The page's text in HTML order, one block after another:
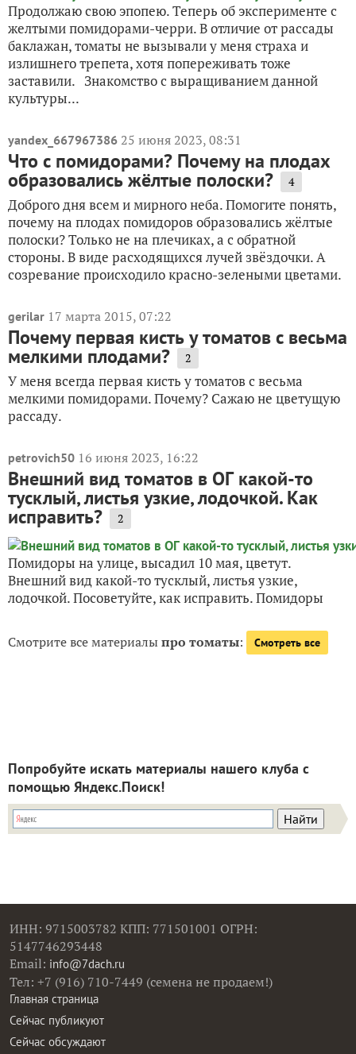
Продолжаю свою эпопею. Теперь об эксперименте с
желтыми помидорами-черри. В отличие от рассады
баклажан, томаты не вызывали у меня страха и
излишнего трепета, хотя попереживать тоже
заставили. Знакомство с выращиванием данной
культуры...
yandex_667967386 25 июня 2023, 08:31
Что с помидорами? Почему на плодах
образовались жёлтые полоски? 4
Доброго дня всем и мирного неба. Помогите понять,
почему на плодах помидоров образовались жёлтые
полоски? Только не на плечиках, а с обратной
стороны. В виде расходящихся лучей звёздочки. А
созревание происходило красно-зелеными цветами.
gerilar 17 марта 2015, 07:22
Почему первая кисть у томатов с весьма
мелкими плодами? 2
У меня всегда первая кисть у томатов с весьма
мелкими помидорами. Почему? Сажаю не цветущую
рассаду.
petrovich50 16 июня 2023, 16:22
Внешний вид томатов в ОГ какой-то
тусклый, листья узкие, лодочкой. Как
исправить? 2
Помидоры на улице, высадил 10 мая, цветут.
Внешний вид какой-то тусклый, листья узкие,
лодочкой. Посоветуйте, как исправить. Помидоры
Смотрите все материалыпро томаты: Смотреть все
Попробуйте искать материалы нашего клуба с
помощью Яндекс.Поиск!
ИНН: 9715003782 КПП: 771501001 ОГРН:
5147746293448
Email: info@7dach.ru
Тел: +7 (916) 710-7449 (семена не продаем!)
Главная страница
Сейчас публикуют
Сейчас обсуждают